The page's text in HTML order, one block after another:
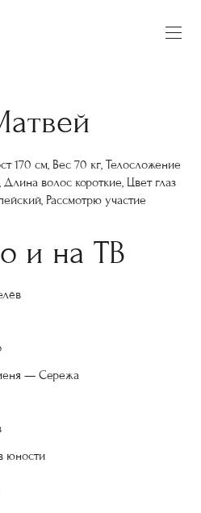
170 см, Вес 70 кг, Телосложение
волос короткие, Цвет глаз
Рассмотрю участие
и на ТВ
— Сережа
юности